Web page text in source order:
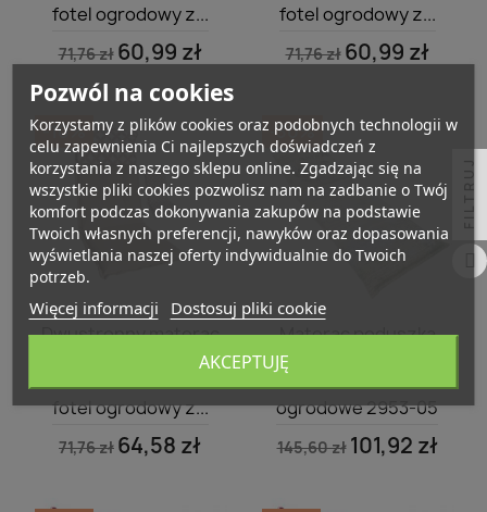
fotel ogrodowy z...
71,76 zł 60,99 zł
fotel ogrodowy z...
71,76 zł 60,99 zł
Szybki podgląd
Dwustronny materac
poduszka na krzesło
fotel ogrodowy z...
71,76 zł 64,58 zł
-10%
Szybki podgląd
Materac poduszka
190 x 60 cm na łóżko
ogrodowe 2953-05
145,60 zł 101,92 zł
-30%
Pozwól na cookies
Korzystamy z plików cookies oraz podobnych technologii w
celu zapewnienia Ci najlepszych doświadczeń z
korzystania z naszego sklepu online. Zgadzając się na
wszystkie pliki cookies pozwolisz nam na zadbanie o Twój
komfort podczas dokonywania zakupów na podstawie
Twoich własnych preferencji, nawyków oraz dopasowania
wyświetlania naszej oferty indywidualnie do Twoich
potrzeb.
Więcej informacji Dostosuj pliki cookie
AKCEPTUJĘ